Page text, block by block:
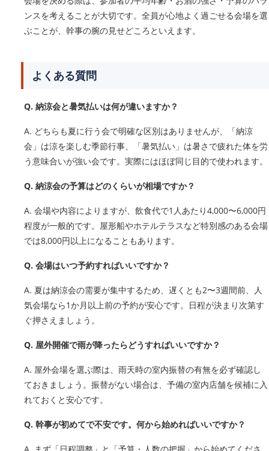
ンスを考えることが大切です。全員が心地よく過ごせる会場を選
ぶことが、幹事の腕の見せどころといえます。
よくある質問
Q. 納涼会と暑気払いは何が違いますか？
A. どちらも夏に行う会で明確な区別はありませんが、「納涼
会」は涼を楽しむ季節行事、「暑気払い」は暑さで疲れた体を労
う意味合いが強い会です。実際にはほぼ同じ目的で使われます。
Q. 納涼会の予算はどのくらいが相場ですか？
A. 会場や内容によりますが、飲食代で1人あたり4,000〜6,000円
程度が一般的です。屋形船やホテルテラスなど特別感のある会場
では8,000円以上になることもあります。
Q. 会場はいつ予約すればいいですか？
A. 夏は納涼会の需要が集中するため、遅くとも2〜3週間前、人
気会場なら1か月以上前の予約が安心です。日程が決まり次第す
ぐ押さえましょう。
Q. 屋外開催で雨が降ったらどうすればいいですか？
A. 屋外会場を選ぶ際は、雨天時の室内振替の有無を必ず確認し
ておきましょう。振替がない場合は、予備の室内店舗を候補に入
れておくと安心です。
Q. 幹事が初めてで不安です。何から始めればいいですか？